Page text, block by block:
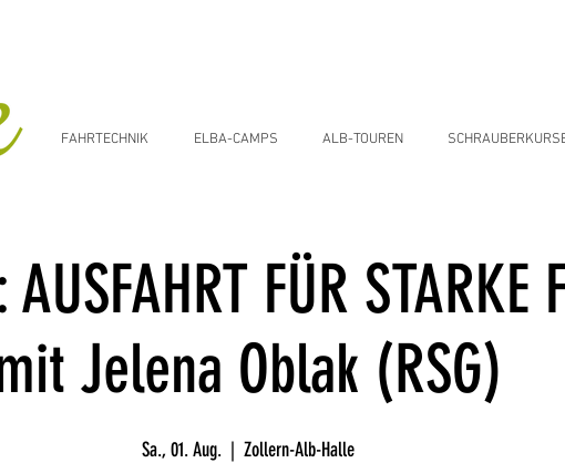
FAHRTECHNIK ELBA-CAMPS ALB-TOUREN
FÜR STARKE
Jelena Oblak (RSG)
Sa., 01. Aug.
  |
Zollern-Alb-Halle